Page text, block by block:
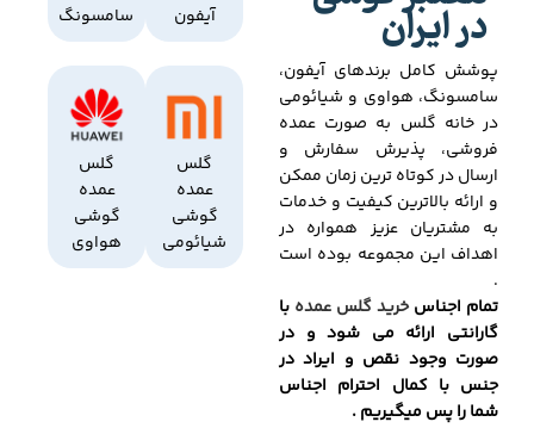
در ایران
پوشش کامل برندهای آیفون،
سامسونگ، هواوی و شیائومی
در خانه گلس به صورت عمده
فروشی، پذیرش سفارش و
ارسال در کوتاه ترین زمان ممکن
و ارائه بالاترین کیفیت و خدمات
به مشتریان عزیز همواره در
اهداف این مجموعه بوده است
.
تمام اجناسخرید گلس عمده با
گارانتی ارائه می شود و در
صورت وجود نقص و ایراد در
جنس با کمال احترام اجناس
شما را پس میگیریم .
آیفون
سامسونگ
گلس
عمده
گوشی
شیائومی
گلس
عمده
گوشی
هواوی